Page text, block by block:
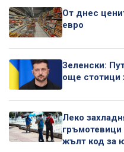
От днес
евро
Зеленски:
още стотици
Леко
гръмотевици
жълт код за